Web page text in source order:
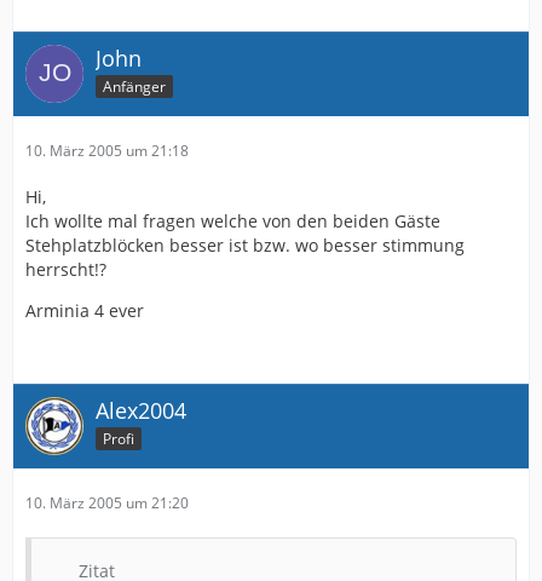
John
Anfänger
10. März 2005 um 21:18
Hi,
Ich wollte mal fragen welche von den beiden Gäste
Stehplatzblöcken besser ist bzw. wo besser stimmung
herrscht!?
Arminia 4 ever
Alex2004
Profi
10. März 2005 um 21:20
Zitat